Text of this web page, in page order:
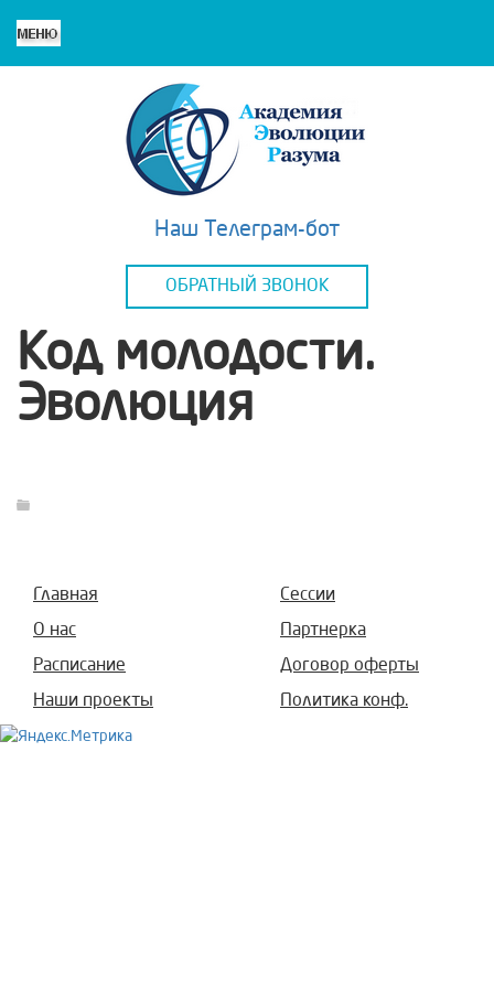
Наш Телеграм-бот
ОБРАТНЫЙ ЗВОНОК
Код молодости.
Эволюция
Главная
О нас
Расписание
Наши проекты
Сессии
Партнерка
Договор оферты
Политика конф.